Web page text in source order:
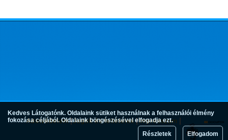
Impresszum
Jogok és feltételek
Adatvédelem
Kedves Látogatónk. Oldalaink sütiket használnak a felhasználói élmény
fokozása céljából. Oldalaink böngészésével elfogadja ezt.
Részletek
Elfogadom